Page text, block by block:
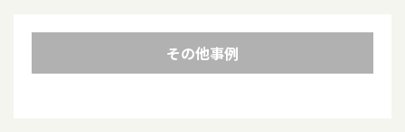
その他事例